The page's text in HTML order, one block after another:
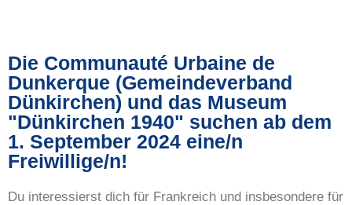
Die Communauté Urbaine de
Dunkerque (Gemeindeverband
Dünkirchen) und das Museum
"Dünkirchen 1940" suchen ab dem
1. September 2024 eine/n
Freiwillige/n!
Du interessierst dich für Frankreich und insbesondere für